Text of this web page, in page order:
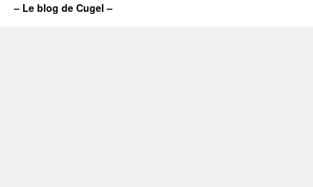
– Le blog de Cugel –